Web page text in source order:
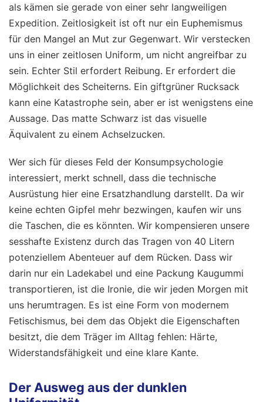
als kämen sie gerade von einer sehr langweiligen
Expedition. Zeitlosigkeit ist oft nur ein Euphemismus
für den Mangel an Mut zur Gegenwart. Wir verstecken
uns in einer zeitlosen Uniform, um nicht angreifbar zu
sein. Echter Stil erfordert Reibung. Er erfordert die
Möglichkeit des Scheiterns. Ein giftgrüner Rucksack
kann eine Katastrophe sein, aber er ist wenigstens eine
Aussage. Das matte Schwarz ist das visuelle
Äquivalent zu einem Achselzucken.
Wer sich für dieses Feld der Konsumpsychologie
interessiert, merkt schnell, dass die technische
Ausrüstung hier eine Ersatzhandlung darstellt. Da wir
keine echten Gipfel mehr bezwingen, kaufen wir uns
die Taschen, die es könnten. Wir kompensieren unsere
sesshafte Existenz durch das Tragen von 40 Litern
potenziellem Abenteuer auf dem Rücken. Dass wir
darin nur ein Ladekabel und eine Packung Kaugummi
transportieren, ist die Ironie, die wir jeden Morgen mit
uns herumtragen. Es ist eine Form von modernem
Fetischismus, bei dem das Objekt die Eigenschaften
besitzt, die dem Träger im Alltag fehlen: Härte,
Widerstandsfähigkeit und eine klare Kante.
Der Ausweg aus der dunklen